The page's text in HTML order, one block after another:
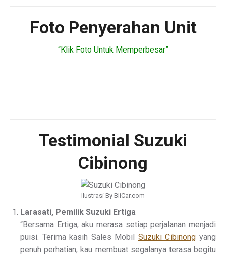
Foto Penyerahan Unit
“Klik Foto Untuk Memperbesar”
Testimonial Suzuki
Cibinong
Ilustrasi By BliCar.com
Larasati, Pemilik Suzuki Ertiga
“Bersama Ertiga, aku merasa setiap perjalanan menjadi
puisi. Terima kasih Sales Mobil Suzuki Cibinong yang
penuh perhatian, kau membuat segalanya terasa begitu